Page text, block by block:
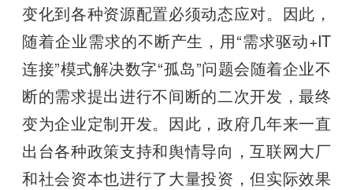
变化到各种资源配置必须动态应对。因此，
随着企业需求的不断产生，用“需求驱动+IT
连接”模式解决数字“孤岛”问题会随着企业不
断的需求提出进行不间断的二次开发，最终
变为企业定制开发。因此，政府几年来一直
出台各种政策支持和舆情导向，互联网大厂
和社会资本也进行了大量投资，但实际效果